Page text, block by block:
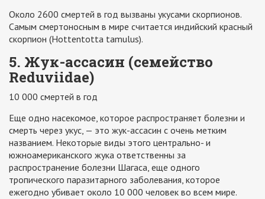
Около 2600 смертей в год вызваны укусами скорпионов.
Самым смертоносным в мире считается индийский красный
скорпион (Hottentotta tamulus).
5. Жук-ассасин (семейство
Reduviidae)
10 000 смертей в год
Еще одно насекомое, которое распространяет болезни и
смерть через укус, — это жук-ассасин с очень метким
названием. Некоторые виды этого центрально- и
южноамериканского жука ответственны за
распространение болезни Шагаса, еще одного
тропического паразитарного заболевания, которое
ежегодно убивает около 10 000 человек во всем мире.